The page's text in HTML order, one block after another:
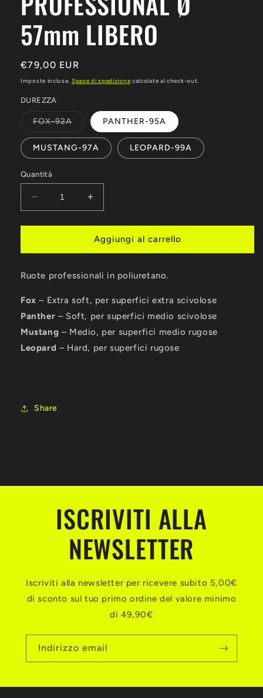
57mm LIBERO
Prezzo
di
€79,00 EUR
Imposte incluse. Spese di spedizione calcolate al check-out.
DUREZZA
FOX-92AVariante
esaurita
o
non
disponibile
PANTHER-95A
MUSTANG-97A LEOPARD-99A
Quantità
Diminuisci
quantità
per
ROLL
PROFESSIONAL
57mm
LIBERO
Aumenta
quantità
per
RUOTE
ROLL
PROFESSIONAL
57mm
LIBERO
Aggiungi al carrello
Ruote professionali in poliuretano.
Fox– Extra soft, per superfici extra scivolose
Panther – Soft, per superfici medio scivolose
Mustang – Medio, per superfici medio rugose
Leopard – Hard, per superfici rugose
Share
ISCRIVITI ALLA
NEWSLETTER
Iscriviti alla newsletter per ricevere subito 5,00€
di sconto sul tuo primo ordine del valore minimo
di 49,90€
Indirizzo email